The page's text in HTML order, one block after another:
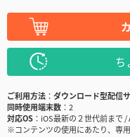
ち
ご利用方法
ダウンロード型配信
同時使用端末数
2
対応OS
iOS最新の２世代前まで
※コンテンツの使用にあたり、専